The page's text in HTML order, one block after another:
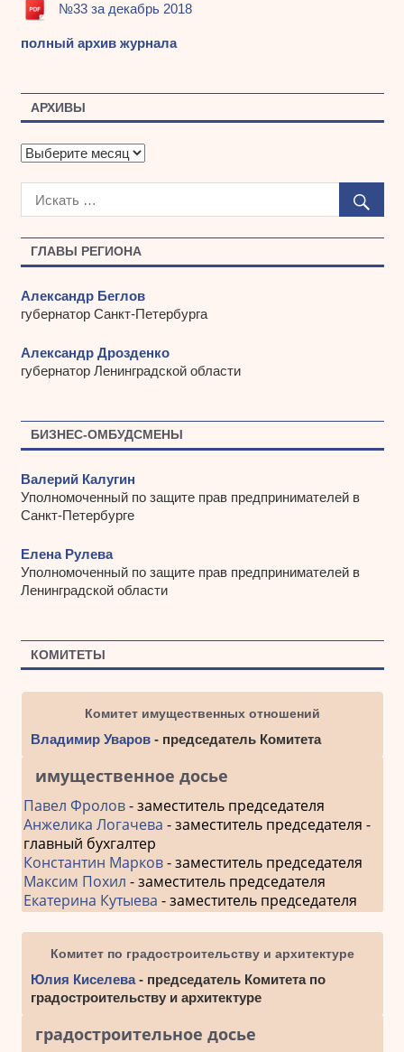
ГЛАВЫ РЕГИОНА
Александр Беглов
губернатор Санкт-Петербурга
Александр Дрозденко
губернатор Ленинградской области
БИЗНЕС-ОМБУДСМЕНЫ
Валерий Калугин
Уполномоченный по защите прав предпринимателей в
Санкт-Петербурге
Елена Рулева
Уполномоченный по защите прав предпринимателей в
Ленинградской области
КОМИТЕТЫ
Комитет имущественных отношений
Владимир Уваров- председатель Комитета
имущественное досье
Павел Фролов- заместитель председателя
Анжелика Логачева - заместитель председателя -
главный бухгалтер
Константин Марков- заместитель председателя
Максим Похил - заместитель председателя
Екатерина Кутыева - заместитель председателя
Комитет по градостроительству и архитектуре
Юлия Киселева- председатель Комитета по
градостроительству и архитектуре
градостроительное досье
№33 за декабрь 2018
полный архив журнала
АРХИВЫ
А
х
ы